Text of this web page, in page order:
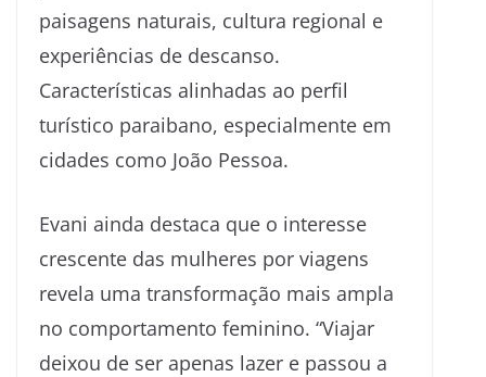
paisagens naturais, cultura regional e
experiências de descanso.
Características alinhadas ao perfil
turístico paraibano, especialmente em
cidades como João Pessoa.
Evani ainda destaca que o interesse
crescente das mulheres por viagens
revela uma transformação mais ampla
no comportamento feminino. “Viajar
deixou de ser apenas lazer e passou a